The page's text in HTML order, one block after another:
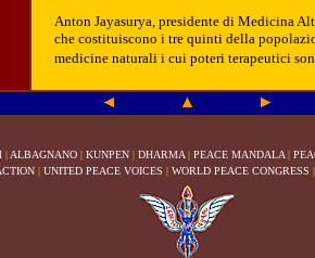
Anton Jayasurya, presidente di Medicina
che costituiscono i tre quinti della
medicine naturali i cui poteri terapeutici
| ALBAGNANO | KUNPEN | DHARMA | PEACE MANDALA |
| UNITED PEACE VOICES | WORLD PEACE CONGRESS |